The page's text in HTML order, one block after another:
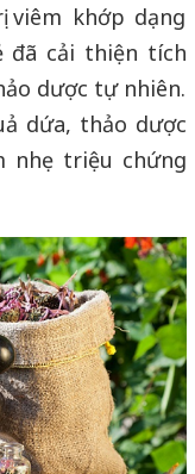
viêm khớp dạng
đã cải thiện tích
dược tự nhiên.
dứa, thảo dược
nhẹ triệu chứng